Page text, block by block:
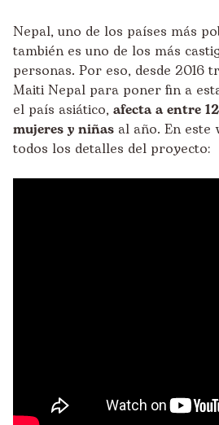
Nepal, uno de los países más
también es uno de los más
personas. Por eso, desde 2016
Maiti Nepal para poner fin a
el país asiático, afecta a entre 12
mujeres y niñas al año. En este
todos los detalles del proyecto: